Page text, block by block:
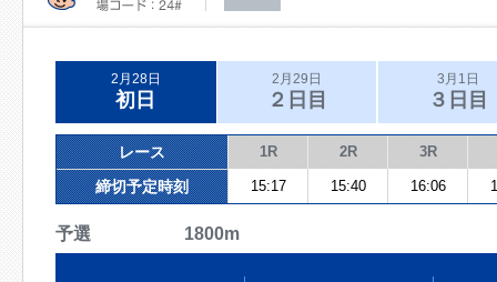
2月28日
初日
2月29日
２日目
3月1日
３日目
レース 1R 2R 3R
締切予定時刻 15:17 15:40 16:06
予選 1800m